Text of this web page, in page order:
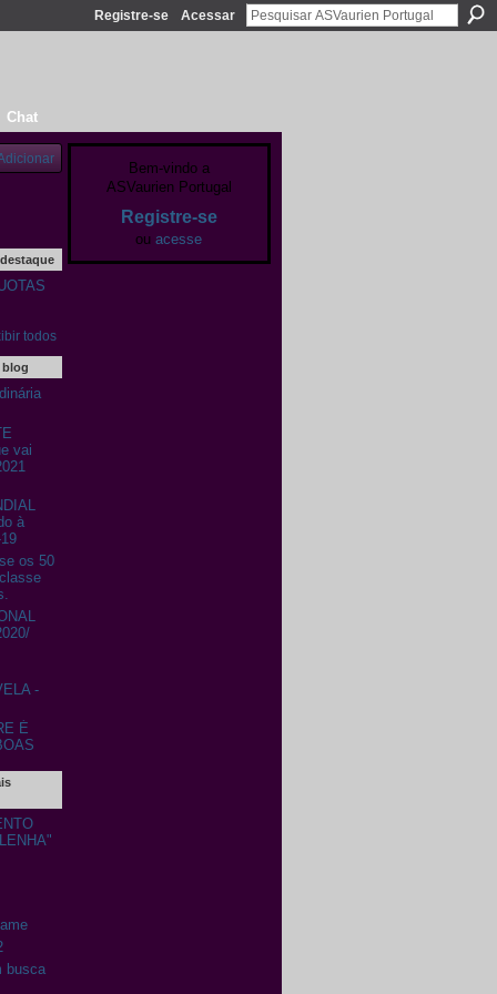
Registre-se Acessar
Chat
todos
blog
vai
à
os 50
-
É
busca
Bem-vindo a
ASVaurien Portugal
Registre-se
ou acesse